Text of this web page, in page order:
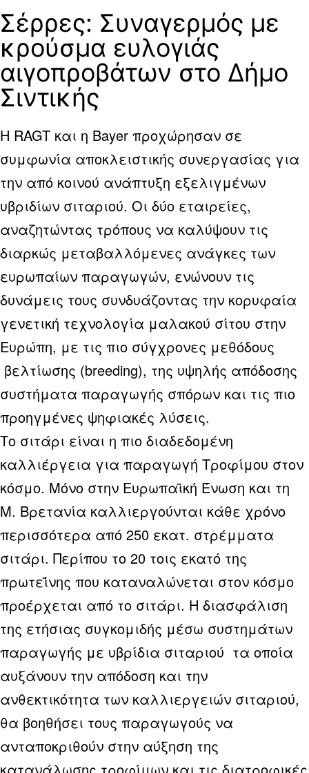
Σέρρες: Συναγερμός με
κρούσμα ευλογιάς
αιγοπροβάτων στο Δήμο
Σιντικής
Η RAGT και η Bayer προχώρησαν σε
συμφωνία αποκλειστικής συνεργασίας για
την από κοινού ανάπτυξη εξελιγμένων
υβριδίων σιταριού. Οι δύο εταιρείες,
αναζητώντας τρόπους να καλύψουν τις
διαρκώς μεταβαλλόμενες ανάγκες των
ευρωπαίων παραγωγών, ενώνουν τις
δυνάμεις τους συνδυάζοντας την κορυφαία
γενετική τεχνολογία μαλακού σίτου στην
Ευρώπη, με τις πιο σύγχρονες μεθόδους
βελτίωσης (breeding), της υψηλής απόδοσης
συστήματα παραγωγής σπόρων και τις πιο
προηγμένες ψηφιακές λύσεις.
Το σιτάρι είναι η πιο διαδεδομένη
καλλιέργεια για παραγωγή Τροφίμου στον
κόσμο. Μόνο στην Ευρωπαϊκή Ένωση και τη
Μ. Βρετανία καλλιεργούνται κάθε χρόνο
περισσότερα από 250 εκατ. στρέμματα
σιτάρι. Περίπου το 20 τοις εκατό της
πρωτεΐνης που καταναλώνεται στον κόσμο
προέρχεται από το σιτάρι. Η διασφάλιση
της ετήσιας συγκομιδής μέσω συστημάτων
παραγωγής με υβρίδια σιταριού τα οποία
αυξάνουν την απόδοση και την
ανθεκτικότητα των καλλιεργειών σιταριού,
θα βοηθήσει τους παραγωγούς να
ανταποκριθούν στην αύξηση της
κατανάλωσης τροφίμων και τις διατροφικές